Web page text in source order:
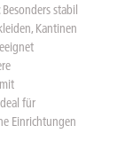
: Besonders stabil
Kantinen
für
Einrichtungen